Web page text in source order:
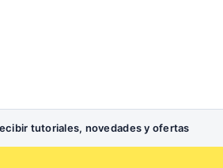
tutoriales, novedades y ofertas